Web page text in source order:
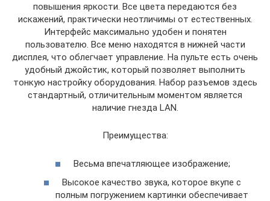
повышения яркости. Все цвета передаются без
искажений, практически неотличимы от естественных.
Интерфейс максимально удобен и понятен
пользователю. Все меню находятся в нижней части
дисплея, что облегчает управление. На пульте есть очень
удобный джойстик, который позволяет выполнить
тонкую настройку оборудования. Набор разъемов здесь
стандартный, отличительным моментом является
наличие гнезда LAN.
Преимущества:
Весьма впечатляющее изображение;
Высокое качество звука, которое вкупе с
полным погружением картинки обеспечивает